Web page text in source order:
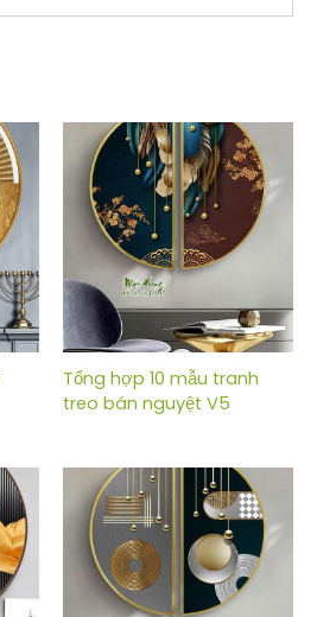
Tổng hợp 10 mẫu tranh
treo bán nguyệt V5